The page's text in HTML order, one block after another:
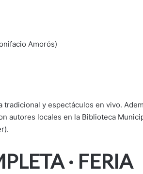
Amorós)
y espectáculos en vivo.
autores locales en la Biblioteca
· FERIA